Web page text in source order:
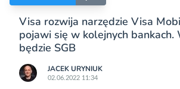
Visa rozwija narzędzie Visa
pojawi się w kolejnych bankach.
będzie SGB
JACEK URYNIUK
02.06.2022 11:34